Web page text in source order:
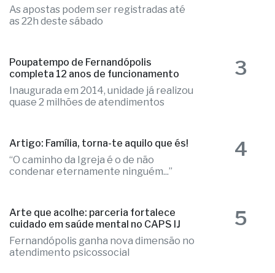
As apostas podem ser registradas até
as 22h deste sábado
Poupatempo de Fernandópolis
completa 12 anos de funcionamento
Inaugurada em 2014, unidade já realizou
quase 2 milhões de atendimentos
3
Artigo: Família, torna-te aquilo que és!
“O caminho da Igreja é o de não
condenar eternamente ninguém...”
4
Arte que acolhe: parceria fortalece
cuidado em saúde mental no CAPS IJ
Fernandópolis ganha nova dimensão no
atendimento psicossocial
5